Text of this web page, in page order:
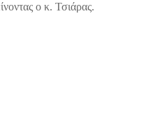
ο κ. Τσιάρας.